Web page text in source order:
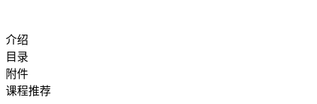
介绍
目录
附件
课程推荐